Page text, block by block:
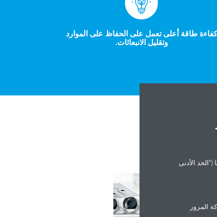
كفاءة طاقة أعلى تعمل على الحفاظ على الموارد
وتقليل الانبعاثات.
الأدنى
المرور